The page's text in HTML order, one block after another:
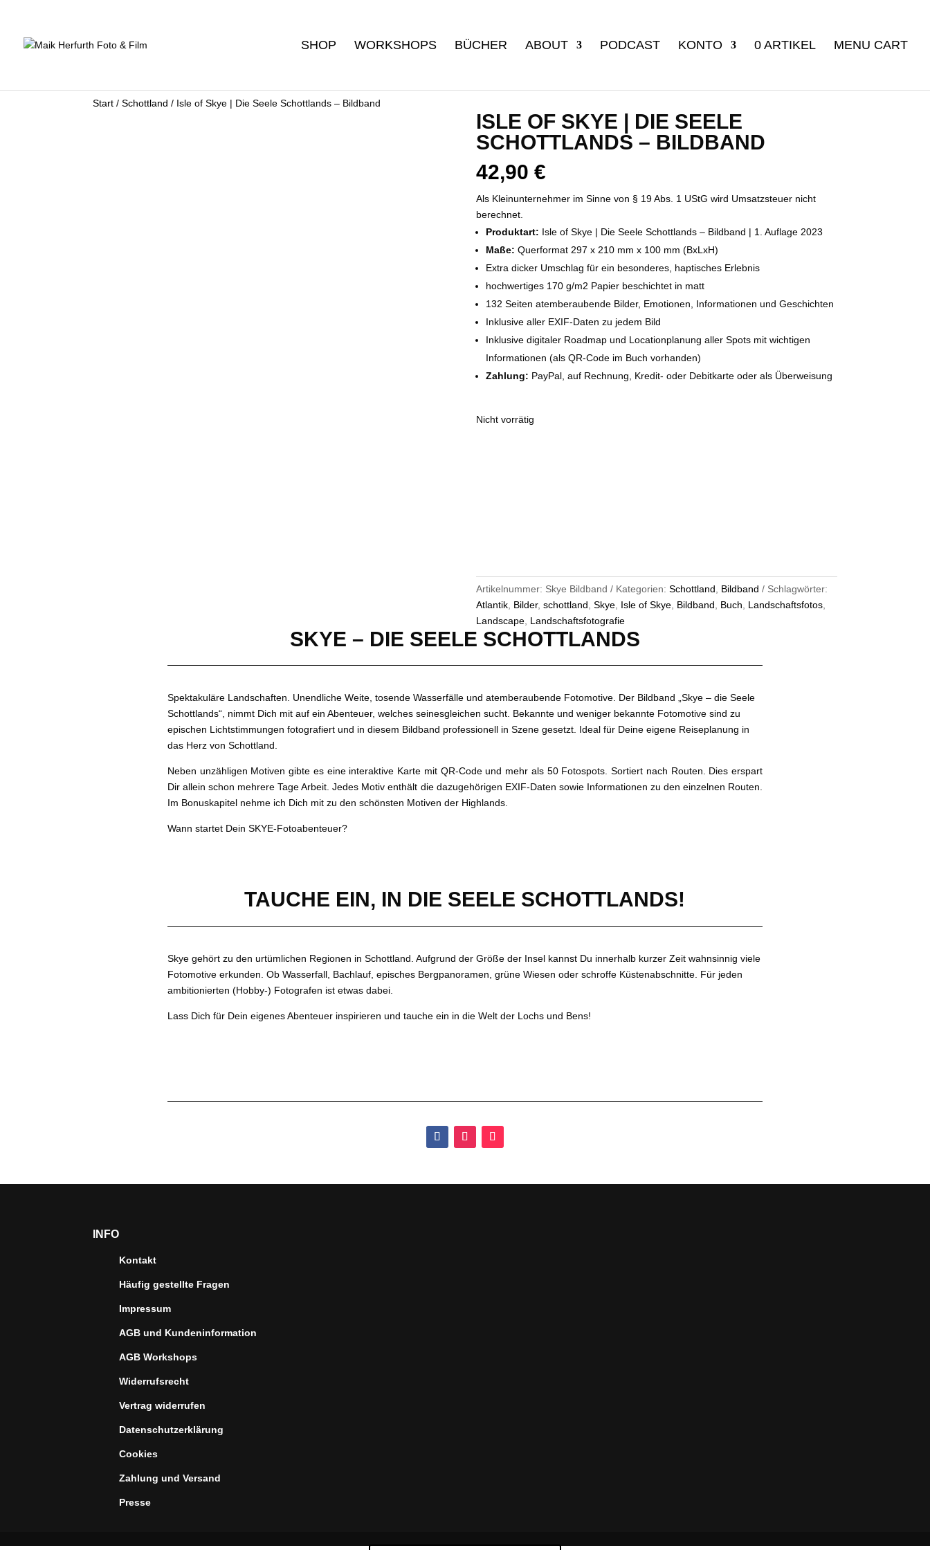
SHOP WORKSHOPS BÜCHER ABOUT PODCAST KONTO 0 ARTIKEL MENU CART
Start /Schottland / Isle of Skye | Die Seele Schottlands – Bildband
ISLE OF SKYE | DIE SEELE
SCHOTTLANDS – BILDBAND
42,90€
Als Kleinunternehmer im Sinne von § 19 Abs. 1 UStG wird Umsatzsteuer nicht
berechnet.
Produktart: Isle of Skye | Die Seele Schottlands – Bildband | 1. Auflage 2023
Maße: Querformat 297 x 210 mm x 100 mm (BxLxH)
Extra dicker Umschlag für ein besonderes, haptisches Erlebnis
hochwertiges 170 g/m2 Papier beschichtet in matt
132 Seiten atemberaubende Bilder, Emotionen, Informationen und Geschichten
Inklusive aller EXIF-Daten zu jedem Bild
Inklusive digitaler Roadmap und Locationplanung aller Spots mit wichtigen
Informationen (als QR-Code im Buch vorhanden)
Zahlung: PayPal, auf Rechnung, Kredit- oder Debitkarte oder als Überweisung
Nicht vorrätig
Artikelnummer: Skye Bildband Kategorien:Schottland Bildband
Schlagwörter:
Atlantik Bilder,schottland ,Skye Isle of Skye Bildband Buch Landschaftsfotos
Landscape Landschaftsfotografie
SKYE – DIE SEELE SCHOTTLANDS
Spektakuläre Landschaften. Unendliche Weite, tosende Wasserfälle und atemberaubende Fotomotive. Der Bildband „Skye– die Seele
Schottlands“, nimmt Dich mit auf ein Abenteuer, welches seinesgleichen sucht. Bekannte und weniger bekannte Fotomotive sind zu
epischen Lichtstimmungen fotografiert und in diesem Bildband professionell in Szene gesetzt. Ideal für Deine eigene Reiseplanung in
das Herz von Schottland.
Neben unzähligen Motiven gibte es eine interaktive Karte mit QR-Code und mehr als 50 Fotospots. Sortiert nach Routen. Dies erspart
Dir allein schon mehrere Tage Arbeit. Jedes Motiv enthält die dazugehörigen EXIF-Daten sowie Informationen zu den einzelnen Routen.
Im Bonuskapitel nehme ich Dich mit zu den schönsten Motiven der Highlands.
Wann startet Dein SKYE-Fotoabenteuer?
TAUCHE EIN, IN DIE SEELE SCHOTTLANDS!
Skyegehört zu den urtümlichen Regionen in Schottland. Aufgrund der Größe der Insel kannst Du innerhalb kurzer Zeit wahnsinnig viele
Fotomotive erkunden. Ob Wasserfall, Bachlauf, episches Bergpanoramen, grüne Wiesen oder schroffe Küstenabschnitte. Für jeden
ambitionierten (Hobby-) Fotografen ist etwas dabei.
Lass Dich für Dein eigenes Abenteuer inspirieren und tauche ein in die Welt der Lochs und Bens!
INFO
Kontakt
Häufig gestellte Fragen
Impressum
AGB und Kundeninformation
AGB Workshops
Widerrufsrecht
Vertrag widerrufen
Datenschutzerklärung
Cookies
Zahlung und Versand
Presse